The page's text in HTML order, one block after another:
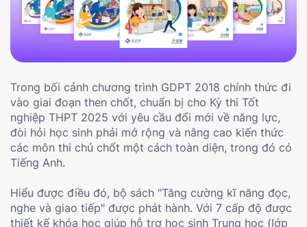
Trong bối cảnh chương trình GDPT 2018 chính thức đi
vào giai đoạn then chốt, chuẩn bị cho Kỳ thi Tốt
nghiệp THPT 2025 với yêu cầu đổi mới về năng lực,
đòi hỏi học sinh phải mở rộng và nâng cao kiến thức
các môn thi chủ chốt một cách toàn diện, trong đó có
Tiếng Anh.
Hiểu được điều đó, bộ sách "Tăng cường kĩ năng đọc,
nghe và giao tiếp" được phát hành. Với 7 cấp độ được
thiết kế khóa học giúp hỗ trợ học sinh Trung học (lớp